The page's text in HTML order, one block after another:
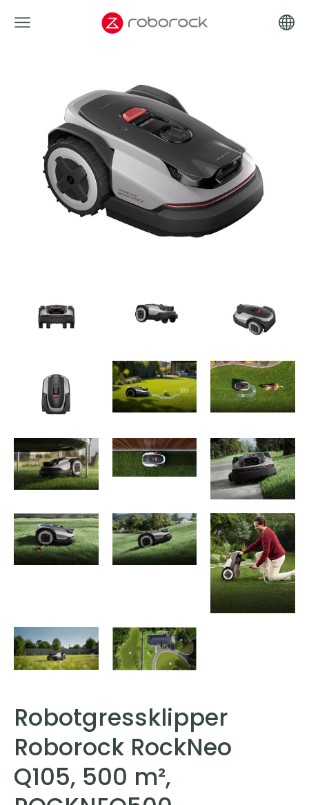
Robotgressklipper
Roborock RockNeo
Q105, 500 m²,